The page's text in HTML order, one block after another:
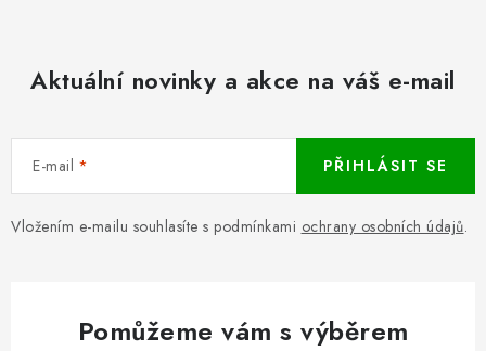
Aktuální novinky a akce na váš e-mail
E-mail
Vložením e-mailu souhlasíte s podmínkami ochrany osobních údajů.
PŘIHLÁSIT SE
Pomůžeme vám s výběrem